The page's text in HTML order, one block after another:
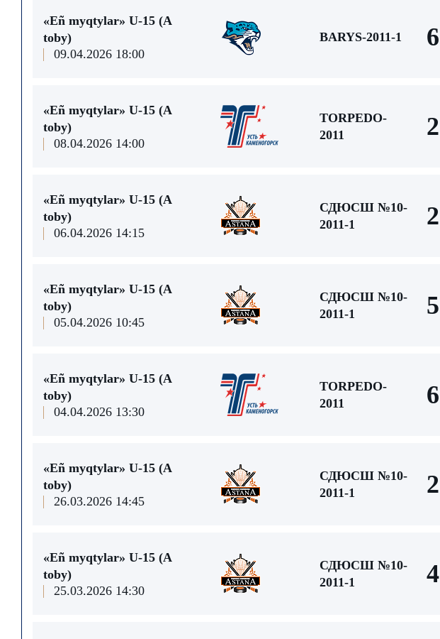
«Eñ myqtylar» U-15 (A
toby)
09.04.2026 18:00
BARYS-2011-1 6
«Eñ myqtylar» U-15 (A
toby)
08.04.2026 14:00
TORPEDO-
2011
2
«Eñ myqtylar» U-15 (A
toby)
06.04.2026 14:15
СДЮСШ №10-
2011-1
2
«Eñ myqtylar» U-15 (A
toby)
05.04.2026 10:45
СДЮСШ №10-
2011-1
5
«Eñ myqtylar» U-15 (A
toby)
04.04.2026 13:30
TORPEDO-
2011
6
«Eñ myqtylar» U-15 (A
toby)
26.03.2026 14:45
СДЮСШ №10-
2011-1
2
«Eñ myqtylar» U-15 (A
toby)
25.03.2026 14:30
СДЮСШ №10-
2011-1
4